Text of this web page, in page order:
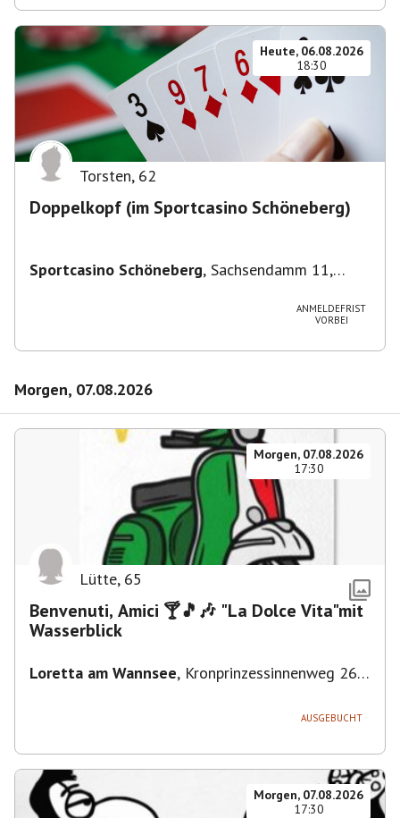
Heute, 06.08.2026
18:30
Torsten, 62
Doppelkopf (im Sportcasino Schöneberg)
Sportcasino Schöneberg, Sachsendamm 11,
ANMELDEFRIST
VORBEI
Morgen, 07.08.2026
Morgen, 07.08.2026
17:30
Lütte, 65
Benvenuti, Amici 🍸🎵🎶 "La Dolce Vita"mit
Wasserblick
Loretta am Wannsee, Kronprinzessinnenweg 260,
AUSGEBUCHT
Morgen, 07.08.2026
17:30